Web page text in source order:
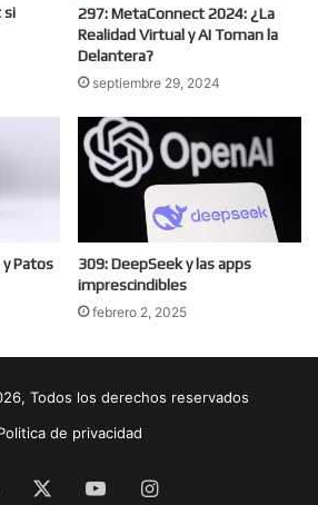
si
297: MetaConnect 2024: ¿La
Realidad Virtual y AI Toman la
Delantera?
septiembre 29, 2024
y Patos
309: DeepSeek y las apps
imprescindibles
febrero 2, 2025
Todos los derechos reservados
de privacidad
YouTubeInstagram